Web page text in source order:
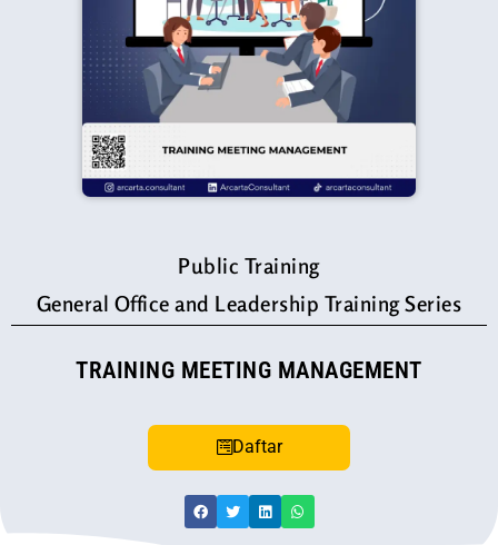
Public Training
General Office and Leadership Training Series
TRAINING MEETING MANAGEMENT
Daftar